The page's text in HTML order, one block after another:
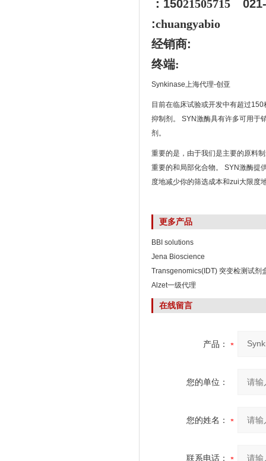
：15021505715
021-
:chuangyabio
经销商:
终端:
Synkinase上海代理-创亚
目前在临床试验或开发中有超过
抑制剂。 SYN激酶具有许多可用于
剂。
重要的是，由于我们是主要的原料
重要的和局部化合物。 SYN激酶提
度地减少你的筛选成本和zui大限度
更多产品
BBI solutions
Jena Bioscience
Transgenomics(IDT) 突变检测试剂
Alzet一级代理
在线留言
产品：
您的单位：
您的姓名：
联系电话：